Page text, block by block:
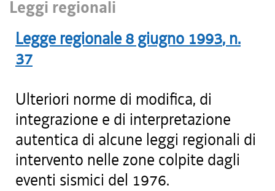
Leggi regionali
Legge regionale 8 giugno 1993, n.
37
Ulteriori norme di modifica, di
integrazione e di interpretazione
autentica di alcune leggi regionali di
intervento nelle zone colpite dagli
eventi sismici del 1976.